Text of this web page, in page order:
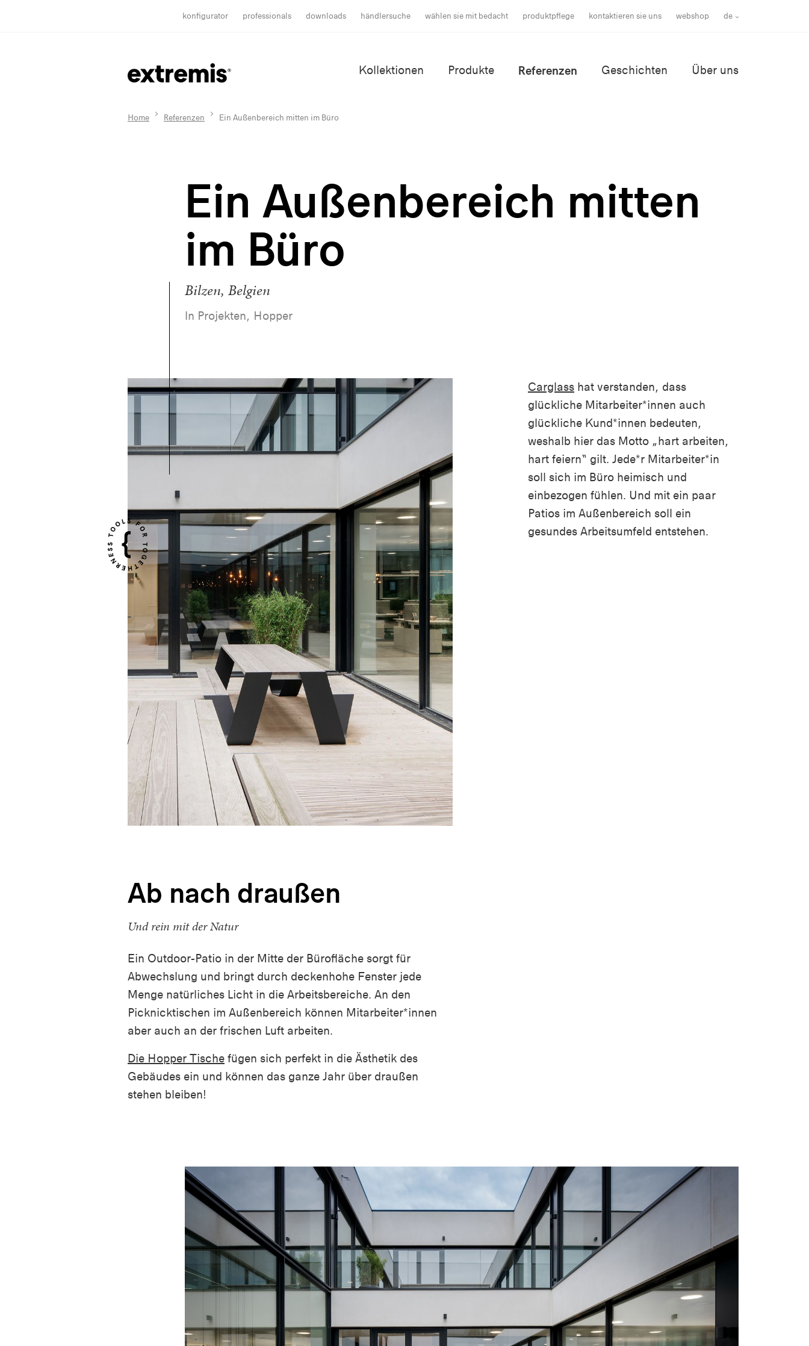
konfigurator professionals downloads händlersuche wählen sie mit bedacht produktpflege kontaktieren sie uns webshop de
Kollektionen Produkte Referenzen Geschichten Über uns
Home Referenzen Ein Außenbereich mitten im Büro
Ein Außenbereich mitten
im Büro
Bilzen, Belgien
In Projekten, Hopper
Carglass hat verstanden, dass
glückliche Mitarbeiter*innen auch
glückliche Kund*innen bedeuten,
weshalb hier das Motto „hart arbeiten,
hart feiern“ gilt. Jede*r Mitarbeiter*in
soll sich im Büro heimisch und
einbezogen fühlen. Und mit ein paar
Patios im Außenbereich soll ein
gesundes Arbeitsumfeld entstehen.
Ab nach draußen
Und rein mit der Natur
Ein Outdoor-Patio in der Mitte der Bürofläche sorgt für
Abwechslung und bringt durch deckenhohe Fenster jede
Menge natürliches Licht in die Arbeitsbereiche. An den
Picknicktischen im Außenbereich können Mitarbeiter*innen
aber auch an der frischen Luft arbeiten.
Die Hopper Tische fügen sich perfekt in die Ästhetik des
Gebäudes ein und können das ganze Jahr über draußen
stehen bleiben!